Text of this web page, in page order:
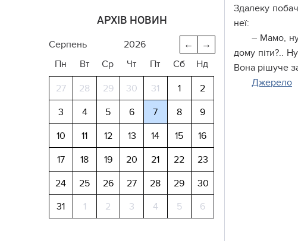
АРХІВ НОВИН
→
←
серпень
2026
Пн
Вт Ср Чт Пт Сб Нд
27 28 29 30 31 1
2
3
4 5 6 7 8
9
10
11 12 13 14 15
16
17
18 19 20 21 22
23
24
25 26 27 28 29
30
31
1 2 3 4 5 6
Здалеку
неї:
– Мамо,
дому піти?..
Вона рішуче
Джерело